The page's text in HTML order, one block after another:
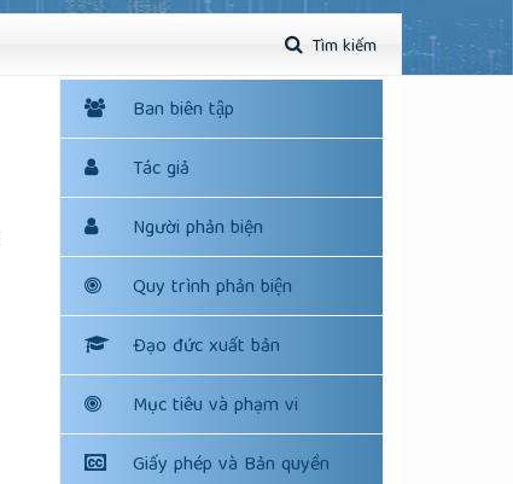
Tìm kiếm
Ban biên tập
Tác giả
Người phản biện
Quy trình phản biện
Đạo đức xuất bản
Mục tiêu và phạm vi
Giấy phép và Bản quyền